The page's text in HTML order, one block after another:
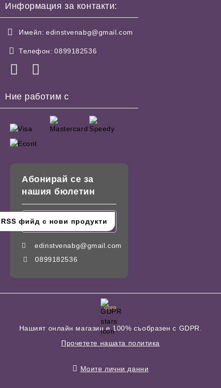
Информация за контакти:
Имейл: edinstvenabg@gmail.com
Телефон: 0899182536
Ние работим с
Абонирай се за
нашия бюлетин
edinstvenabg@gmail.com
0899182536
GDPR
Нашият онлайн магазин е 100% съобразен с GDPR.
Прочетете нашата политика
Моите лични данни